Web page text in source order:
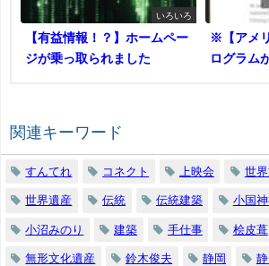
いろいろ
【有益情報！？】ホームペー
ジが乗っ取られました
※【アメ
ログラム
関連キーワード
すんてれ コネクト 上映会 世
世界遺産 伝統 伝統建築 小国
小沼みのり 建築 手仕事 桧皮葺
無形文化遺産 鈴木俊夫 静岡